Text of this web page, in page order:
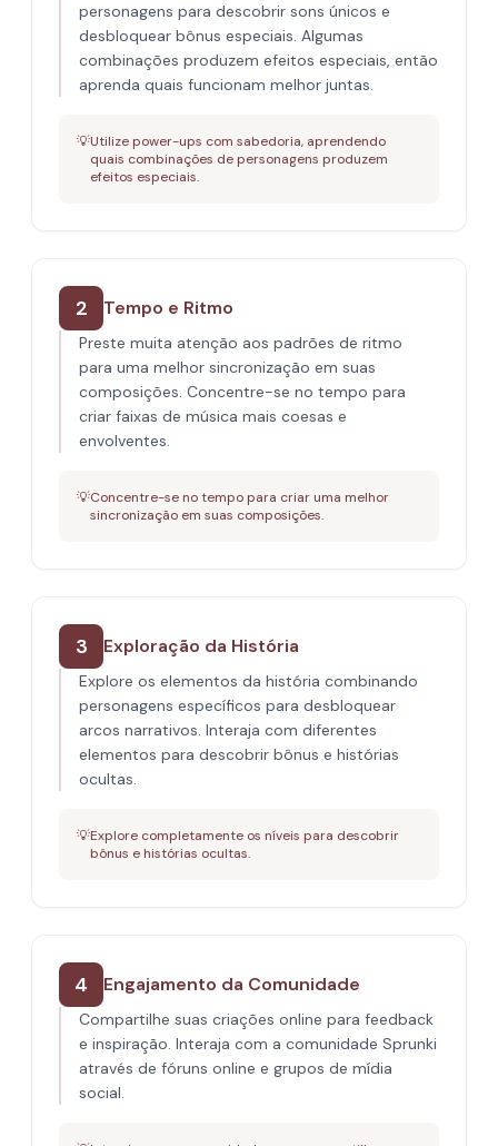
personagens para descobrir sons únicos e
desbloquear bônus especiais. Algumas
combinações produzem efeitos especiais, então
aprenda quais funcionam melhor juntas.
💡Utilize power-ups com sabedoria, aprendendo
quais combinações de personagens produzem
efeitos especiais.
2 Tempo e Ritmo
Preste muita atenção aos padrões de ritmo
para uma melhor sincronização em suas
composições. Concentre-se no tempo para
criar faixas de música mais coesas e
envolventes.
💡Concentre-se no tempo para criar uma melhor
sincronização em suas composições.
3 Exploração da História
Explore os elementos da história combinando
personagens específicos para desbloquear
arcos narrativos. Interaja com diferentes
elementos para descobrir bônus e histórias
ocultas.
💡Explore completamente os níveis para descobrir
bônus e histórias ocultas.
4 Engajamento da Comunidade
Compartilhe suas criações online para feedback
e inspiração. Interaja com a comunidade Sprunki
através de fóruns online e grupos de mídia
social.